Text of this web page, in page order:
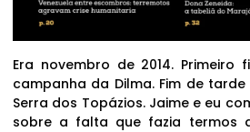
Era novembro de 2014. Primeiro
campanha da Dilma. Fim de tarde
Serra dos Topázios. Jaime e eu
sobre a falta que fazia termos